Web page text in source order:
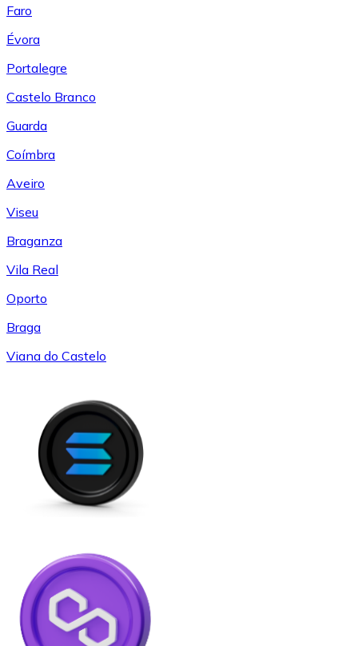
Faro
Évora
Portalegre
Castelo Branco
Guarda
Coímbra
Aveiro
Viseu
Braganza
Vila Real
Oporto
Braga
Viana do Castelo